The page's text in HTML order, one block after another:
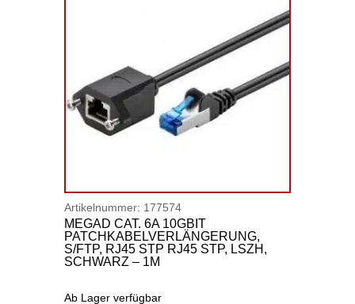
Artikelnummer: 177574
MEGAD CAT. 6A 10GBIT
PATCHKABELVERLÄNGERUNG,
S/FTP, RJ45 STP RJ45 STP, LSZH,
SCHWARZ – 1M
Ab Lager verfügbar